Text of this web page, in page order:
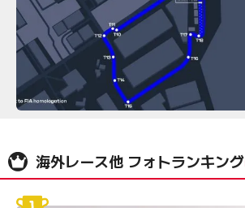
海外レース他 フォトランキング